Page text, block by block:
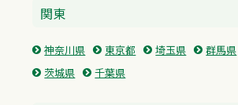
関東
神奈川県 東京都 埼玉県 群馬県
茨城県
千葉県